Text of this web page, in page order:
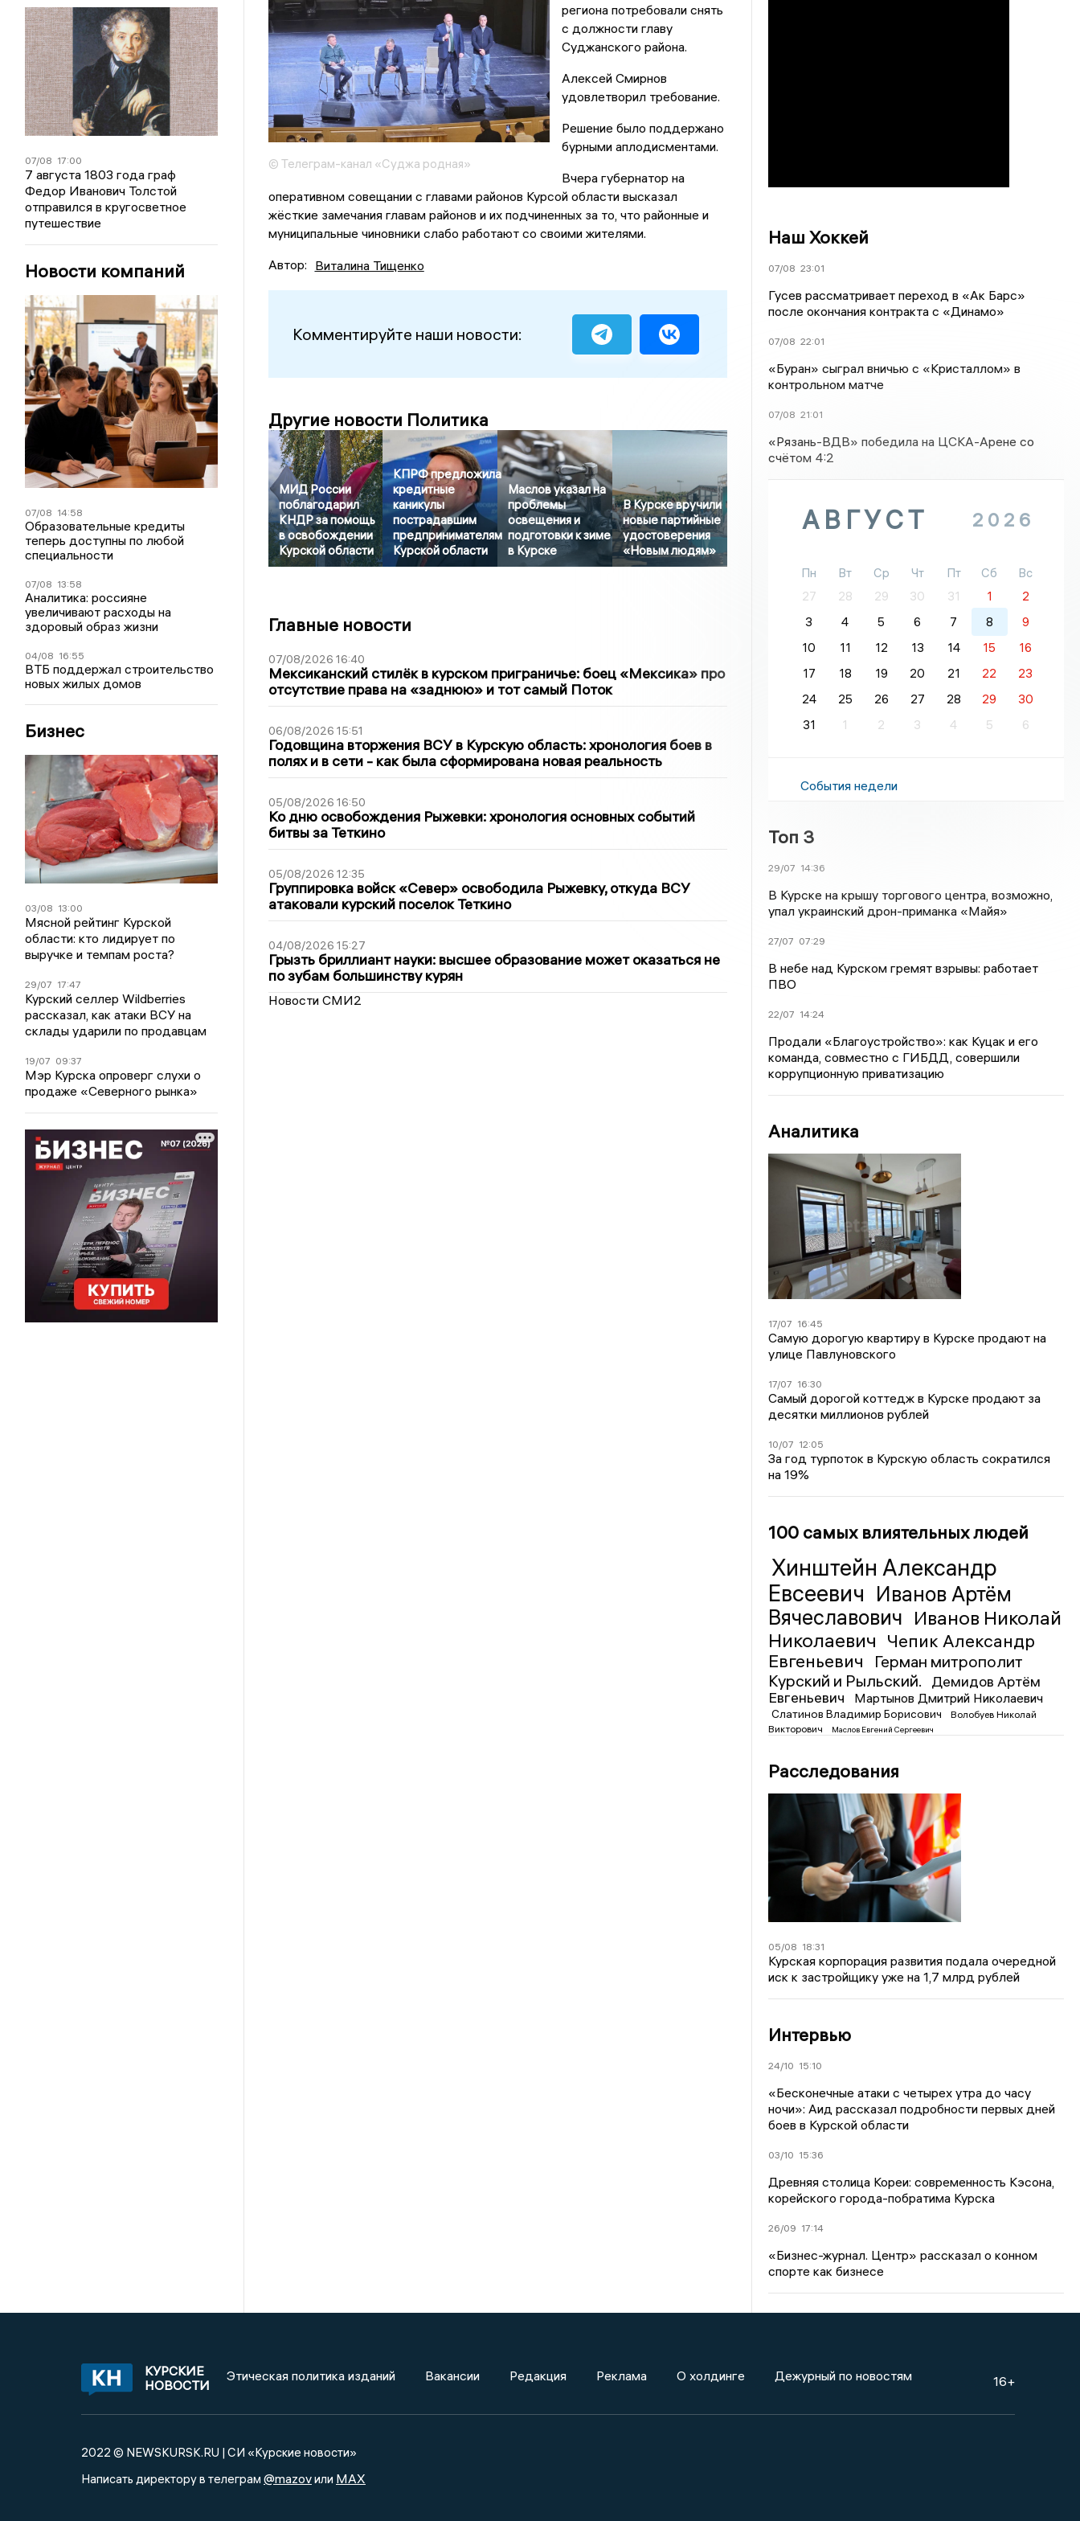
07/08 17:00
7 августа 1803 года граф
Федор Иванович Толстой
отправился в кругосветное
путешествие
Новости компаний
07/08 14:58
Образовательные кредиты
теперь доступны по любой
специальности
07/08 13:58
Аналитика: россияне
увеличивают расходы на
здоровый образ жизни
04/08 16:55
ВТБ поддержал строительство
новых жилых домов
Бизнес
03/08 13:00
Мясной рейтинг Курской
области: кто лидирует по
выручке и темпам роста?
29/07 17:47
Курский селлер Wildberries
рассказал, как атаки ВСУ на
склады ударили по продавцам
19/07 09:37
Мэр Курска опроверг слухи о
продаже «Северного рынка»
© Телеграм-канал «Суджа родная»
региона потребовали снять
с должности главу
Суджанского района.
Алексей Смирнов
удовлетворил требование.
Решение было поддержано
бурными аплодисментами.
Вчера губернатор на
оперативном совещании с главами районов Курсой области высказал
жёсткие замечания главам районов и их подчиненных за то, что районные и
муниципальные чиновники слабо работают со своими жителями.
Автор: Виталина Тищенко
Комментируйте наши новости:
Другие новости Политика
МИД России
поблагодарил
КНДР за помощь
в освобождении
Курской области
КПРФ предложила
кредитные
каникулы
пострадавшим
предпринимателям
Курской области
Маслов указал на
проблемы
освещения и
подготовки к зиме
в Курске
В Курске вручили
новые партийные
удостоверения
«Новым людям»
Главные новости
07/08/2026 16:40
Мексиканский стилёк в курском приграничье: боец «Мексика» про
отсутствие права на «заднюю» и тот самый Поток
06/08/2026 15:51
Годовщина вторжения ВСУ в Курскую область: хронология боев в
полях и в сети - как была сформирована новая реальность
05/08/2026 16:50
Ко дню освобождения Рыжевки: хронология основных событий
битвы за Теткино
05/08/2026 12:35
Группировка войск «Север» освободила Рыжевку, откуда ВСУ
атаковали курский поселок Теткино
04/08/2026 15:27
Грызть бриллиант науки: высшее образование может оказаться не
по зубам большинству курян
Новости СМИ2
Наш Хоккей
07/08 23:01
Гусев рассматривает переход в «Ак Барс»
после окончания контракта с «Динамо»
07/08 22:01
«Буран» сыграл вничью с «Кристаллом» в
контрольном матче
07/08 21:01
«Рязань-ВДВ» победила на ЦСКА-Арене со
счётом 4:2
АВГУСТ 2026
Пн Вт Ср Чт Пт Сб
Вс
27
28 29 30 31 1
2
3
4 5 6 7 8
9
10
11 12 13 14 15
16
17
18 19 20 21 22
23
24
25 26 27 28 29
30
31
1 2 3 4 5 6
События недели
Топ 3
29/07 14:36
В Курске на крышу торгового центра, возможно,
упал украинский дрон-приманка «Майя»
27/07 07:29
В небе над Курском гремят взрывы: работает
ПВО
22/07 14:24
Продали «Благоустройство»: как Куцак и его
команда, совместно с ГИБДД, совершили
коррупционную приватизацию
Аналитика
17/07 16:45
Самую дорогую квартиру в Курске продают на
улице Павлуновского
17/07 16:30
Самый дорогой коттедж в Курске продают за
десятки миллионов рублей
10/07 12:05
За год турпоток в Курскую область сократился
на 19%
100 самых влиятельных людей
Хинштейн Александр
Евсеевич Иванов Артём
Вячеславович Иванов Николай
Николаевич Чепик Александр
Евгеньевич
Герман митрополит
Курский и Рыльский.
Демидов Артём
Евгеньевич
Мартынов Дмитрий Николаевич
Слатинов Владимир Борисович
Волобуев Николай
Викторович
Маслов Евгений Сергеевич
Расследования
05/08 18:31
Курская корпорация развития подала очередной
иск к застройщику уже на 1,7 млрд рублей
Интервью
24/10 15:10
«Бесконечные атаки с четырех утра до часу
ночи»: Аид рассказал подробности первых дней
боев в Курской области
03/10 15:36
Древняя столица Кореи: современность Кэсона,
корейского города-побратима Курска
26/09 17:14
«Бизнес-журнал. Центр» рассказал о конном
спорте как бизнесе
КУРСКИЕ
НОВОСТИ
Этическая политика изданий Вакансии Редакция Реклама О холдинге Дежурный по новостям 16+
2022 © NEWSKURSK.RU | СИ «Курские новости»
Написать директору в телеграм @mazovили MAX